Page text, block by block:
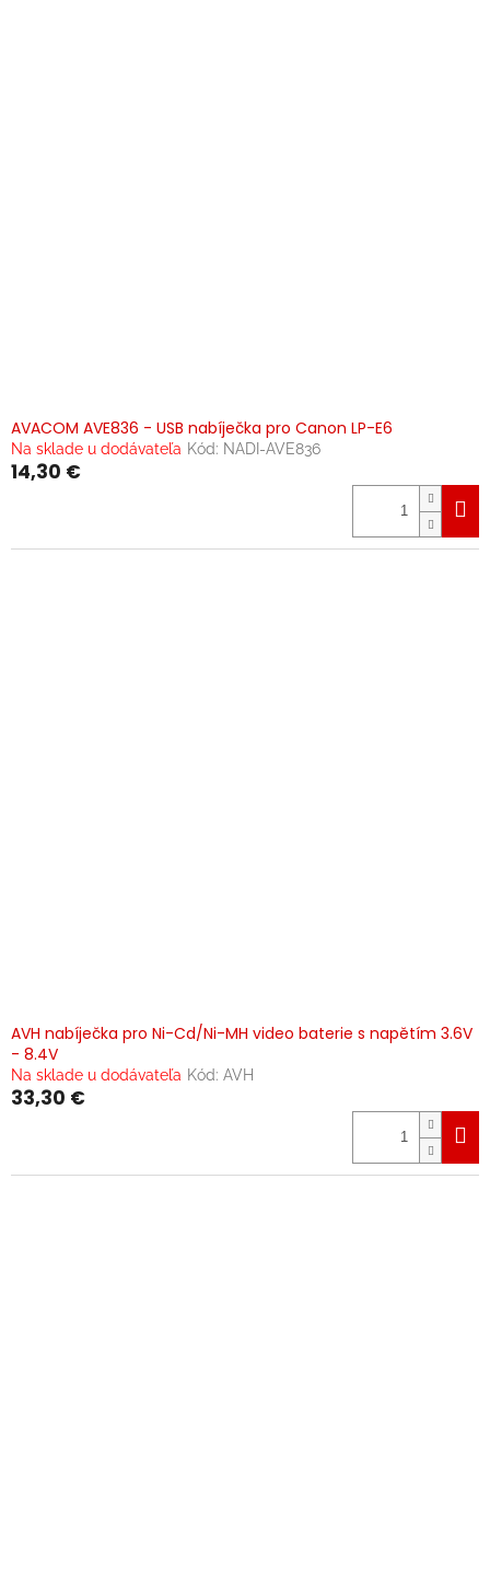
AVACOM AVE836 - USB nabíječka pro Canon LP-E6
Na sklade u dodávateľa Kód: NADI-AVE836
14,30 €
AVH nabíječka pro Ni-Cd/Ni-MH video baterie s napětím 3.6V
- 8.4V
Na sklade u dodávateľa Kód: AVH
33,30 €